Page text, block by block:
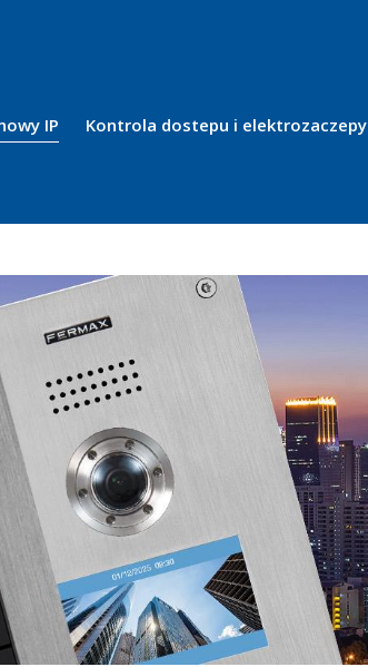
IP Kontrola dostepu i elektrozaczepy